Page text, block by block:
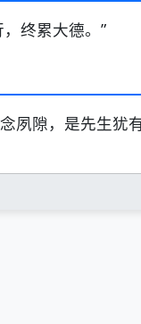
终累大德。”
夙隙，是先生犹